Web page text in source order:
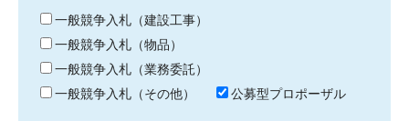
キ
ー
ワ
ー
ド
一般競争入札（建設工事）
一般競争入札（物品）
一般競争入札（業務委託）
一般競争入札（その他）
公募型プロポーザル